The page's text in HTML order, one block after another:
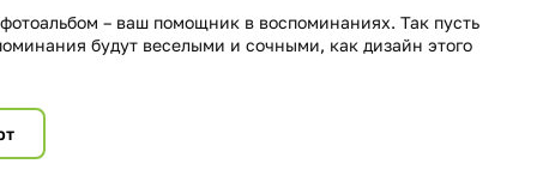
– ваш помощник в воспоминаниях. Так пусть
будут веселыми и сочными, как дизайн этого